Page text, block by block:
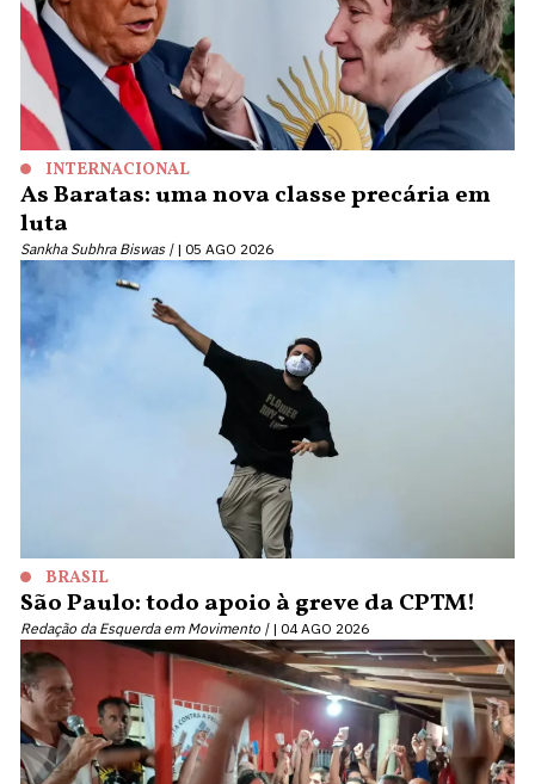
INTERNACIONAL
As Baratas: uma nova classe precária em
luta
Sankha Subhra Biswas | 05 AGO 2026
BRASIL
São Paulo: todo apoio à greve da CPTM!
Redação da Esquerda em Movimento | 04 AGO 2026